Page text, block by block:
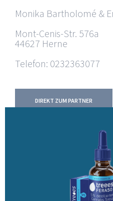
Monika Bartholomé &
Mont-Cenis-Str. 576a
44627 Herne
Telefon: 0232363077
DIREKT ZUM PARTNER